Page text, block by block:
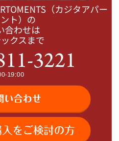
（カジタアパー
ト）の
合わせは
クスまで